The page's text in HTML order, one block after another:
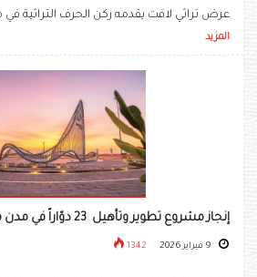
عرض تراثي لافت يقدمه ركن الحرف التراثية في
المزيد
إنجاز مشروع تطوير وتأهيل 23 دوّاراً في مدن منطقة الظفرة
1342